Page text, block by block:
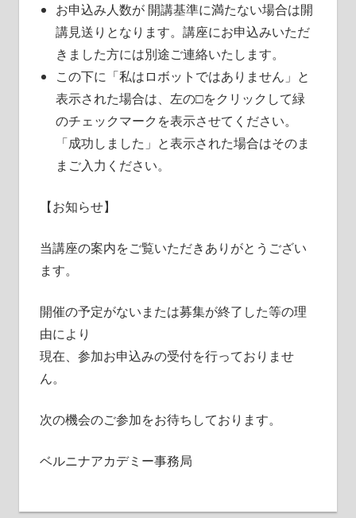
お申込み人数が 開講基準に満たない場合は開
講見送りとなります。講座にお申込みいただ
きました方には別途ご連絡いたします。
この下に「私はロボットではありません」と
表示された場合は、左の□をクリックして緑
のチェックマークを表示させてください。
「成功しました」と表示された場合はそのま
まご入力ください。
【お知らせ】
当講座の案内をご覧いただきありがとうござい
ます。
開催の予定がないまたは募集が終了した等の理
由により
現在、参加お申込みの受付を行っておりませ
ん。
次の機会のご参加をお待ちしております。
ベルニナアカデミー事務局